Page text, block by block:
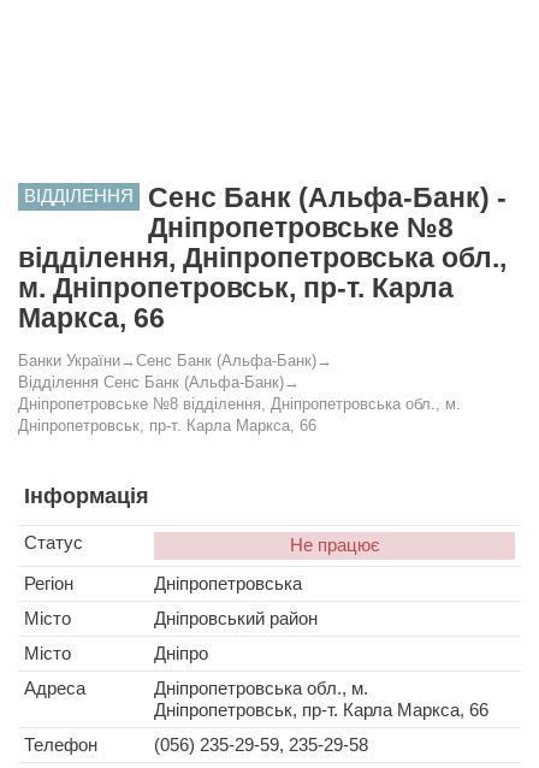
ВІДДІЛЕННЯ
Сенс Банк (Альфа-Банк) -
Дніпропетровське №8
відділення, Дніпропетровська обл.,
м. Дніпропетровськ, пр-т. Карла
Маркса, 66
Банки України→ Сенс Банк (Альфа-Банк)→
Відділення Сенс Банк (Альфа-Банк)→
Дніпропетровське №8 відділення, Дніпропетровська обл., м.
Дніпропетровськ, пр-т. Карла Маркса, 66
Інформація
Статус
Не працює
Регіон
Дніпропетровська
Місто
Дніпровський район
Місто
Дніпро
Адреса
Дніпропетровська обл., м.
Дніпропетровськ, пр-т. Карла Маркса, 66
Телефон
(056) 235-29-59, 235-29-58